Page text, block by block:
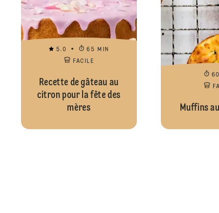
5.0
65 MIN
FACILE
Recette de gâteau au
citron pour la fête des
mères
Muffins